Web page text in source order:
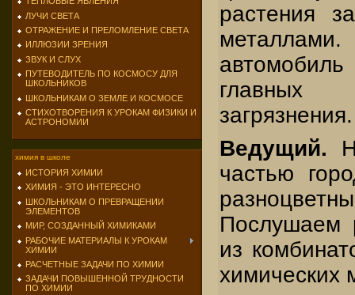
ЛУЧИ СВЕТА
ОТРАЖЕНИЕ И ПРЕЛОМЛЕНИЕ СВЕТА
ИЛЛЮЗИИ ЗРЕНИЯ
ЗВУК И СЛУХ
ПУТЕВОДИТЕЛЬ ПО КОСМОСУ ДЛЯ
ШКОЛЬНИКОВ
ШКОЛЬНИКАМ О ЗЕМЛЕ И КОСМОСЕ
СТИХОТВОРЕНИЯ К УРОКАМ ФИЗИКИ И
АСТРОНОМИИ
химия в школе
ИСТОРИЯ ХИМИИ
ХИМИЯ - ЭТО ИНТЕРЕСНО
ШКОЛЬНИКАМ О ПРЕВРАЩЕНИИ
ЭЛЕМЕНТОВ
МИР, СОЗДАННЫЙ ХИМИКАМИ
РАБОЧИЕ МАТЕРИАЛЫ К УРОКАМ
ХИМИИ
РАСЧЕТНЫЕ ЗАДАЧИ ПО ХИМИИ
ЗАДАЧИ ПОВЫШЕННОЙ ТРУДНОСТИ
ПО ХИМИИ
растения
автомобиль
загрязнения.
Ведущий.
частью
Послушаем
из
химических